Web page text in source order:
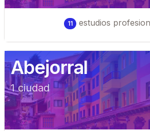
11 estudios
Abejorral
1ciudad